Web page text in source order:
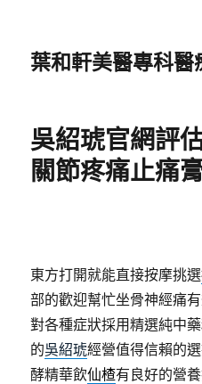
葉和軒美醫專科醫
吳紹琥官網評
關節疼痛止痛
東方打開就能直接按摩挑選
部的歡迎幫忙坐骨神經痛
對各種症狀採用精選純中
的吳紹琥經營值得信賴的
酵精華飲仙楂有良好的營